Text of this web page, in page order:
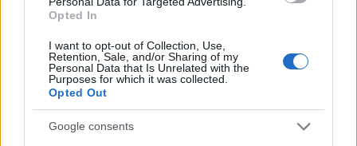
Opted In
I want to opt-out of Collection, Use,
Retention, Sale, and/or Sharing of my
Personal Data that Is Unrelated with the
Purposes for which it was collected.
Opted Out
Google consents
trafici da bi potom čuvao parking na Savskom keju.
I tamo je zadržao neobične kretnje i ljubazno se
javljao svakom prolazniku.
Pojavio se kada je Beograd podražavao „veseli
London”. Bijeli saobraćajac, razigran i koketan, bio
prikazivao žovijalnim i naprednim kao njegov prvi